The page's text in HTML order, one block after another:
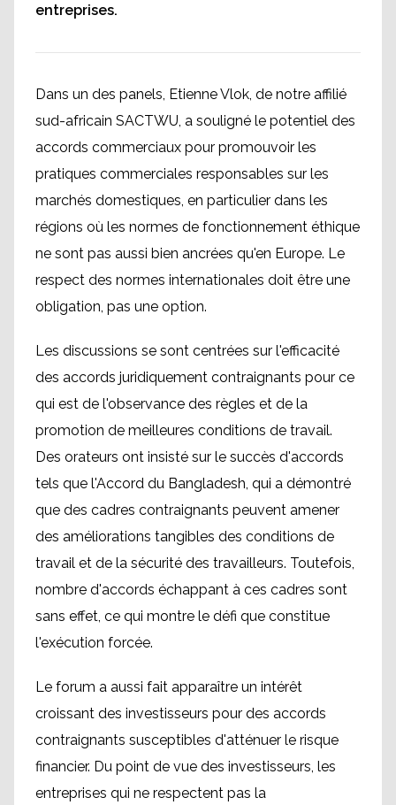
entreprises.
Dans un des panels, Etienne Vlok, de notre affilié
sud-africain SACTWU, a souligné le potentiel des
accords commerciaux pour promouvoir les
pratiques commerciales responsables sur les
marchés domestiques, en particulier dans les
régions où les normes de fonctionnement éthique
ne sont pas aussi bien ancrées qu'en Europe. Le
respect des normes internationales doit être une
obligation, pas une option.
Les discussions se sont centrées sur l'efficacité
des accords juridiquement contraignants pour ce
qui est de l'observance des règles et de la
promotion de meilleures conditions de travail.
Des orateurs ont insisté sur le succès d'accords
tels que l'Accord du Bangladesh, qui a démontré
que des cadres contraignants peuvent amener
des améliorations tangibles des conditions de
travail et de la sécurité des travailleurs. Toutefois,
nombre d'accords échappant à ces cadres sont
sans effet, ce qui montre le défi que constitue
l'exécution forcée.
Le forum a aussi fait apparaître un intérêt
croissant des investisseurs pour des accords
contraignants susceptibles d'atténuer le risque
financier. Du point de vue des investisseurs, les
entreprises qui ne respectent pas la